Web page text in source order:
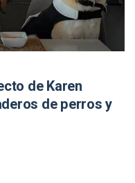
de Karen
de perros y